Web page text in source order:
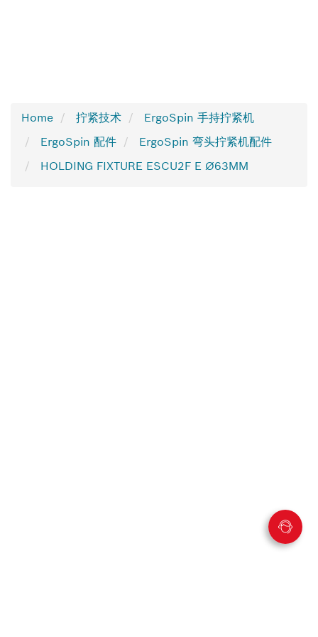
Home 拧紧技术
ErgoSpin 手持拧紧机
ErgoSpin 配件
ErgoSpin 弯头拧紧机配件
HOLDING FIXTURE ESCU2F E Ø63MM